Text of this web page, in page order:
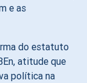
e as
do estatuto
atitude que
política na